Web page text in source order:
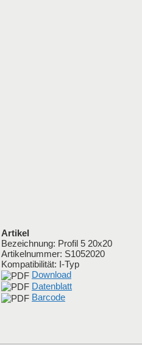
Artikel
Bezeichnung: Profil 5 20x20
Artikelnummer: S1052020
Kompatibilität: I-Typ
Download
Datenblatt
Barcode